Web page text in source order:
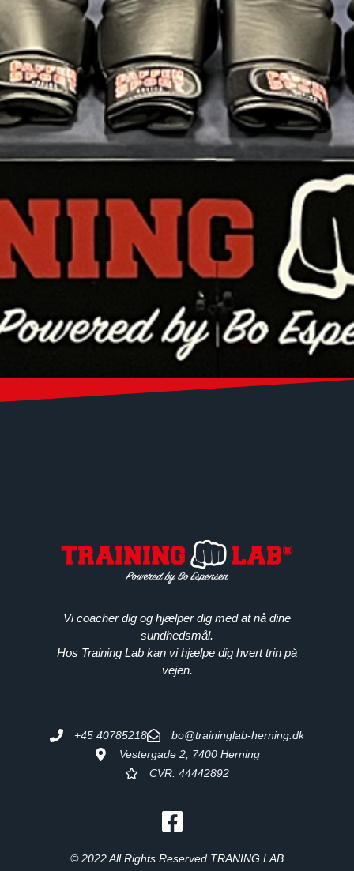
Vi coacher dig og hjælper dig med at nå dine
sundhedsmål.
Hos Training Lab kan vi hjælpe dig hvert trin på
vejen.
+45 40785218
bo@traininglab-herning.dk
Vestergade 2, 7400 Herning
CVR: 44442892
© 2022 All Rights Reserved TRANING LAB